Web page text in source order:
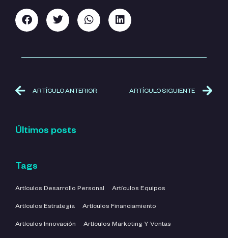
ARTÍCULO ANTERIOR ARTÍCULO SIGUIENTE
Últimos posts
Tags
Artículos Desarrollo Personal Artículos Equipos
Artículos Estrategia Artículos Financiamiento
Artículos Innovación Artículos Marketing Y Ventas